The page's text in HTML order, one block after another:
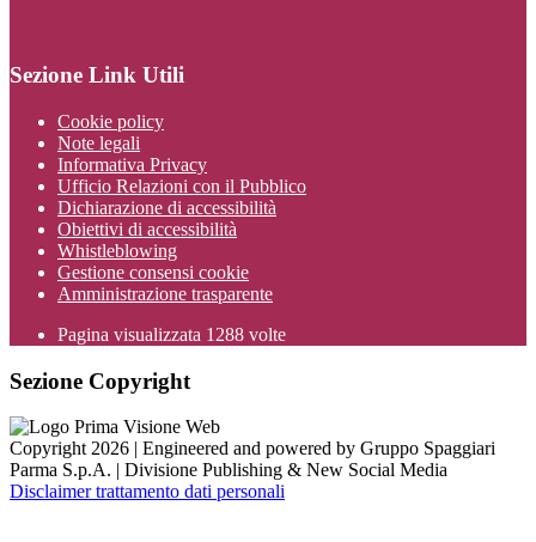
Sezione Link Utili
Cookie policy
Note legali
Informativa Privacy
Ufficio Relazioni con il Pubblico
Dichiarazione di accessibilità
Obiettivi di accessibilità
Whistleblowing
Gestione consensi cookie
Amministrazione trasparente
Pagina visualizzata 1288 volte
Sezione Copyright
Copyright 2026 | Engineered and powered by Gruppo Spaggiari
Parma S.p.A. | Divisione Publishing & New Social Media
Disclaimer trattamento dati personali